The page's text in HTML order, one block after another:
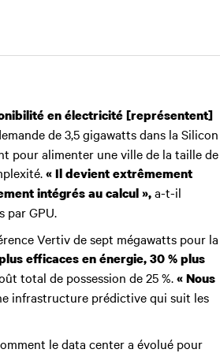
en électricité [représentent]
de 3,5 gigawatts dans la Silicon
pour alimenter une ville de la taille de
« Il devient extrêmement
intégrés au calcul »,a-t-il
par GPU.
Vertiv de sept mégawatts pour la
efficaces en énergie, 30 % plus
total de possession de 25 %.« Nous
infrastructure prédictive qui suit les
le data center a évolué pour